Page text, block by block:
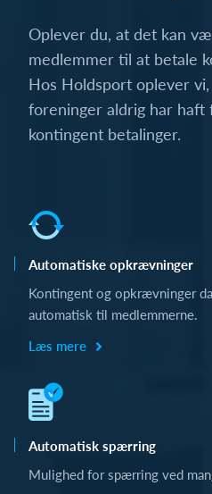
Oplever du, at det kan
medlemmer til at betale
Hos Holdsport oplever
foreninger aldrig har
kontingent betalinger.
Automatiske opkrævninger
Kontingent og opkrævninger
automatisk til medlemmerne.
Læs mere
Automatisk spærring
Mulighed for spærring ved